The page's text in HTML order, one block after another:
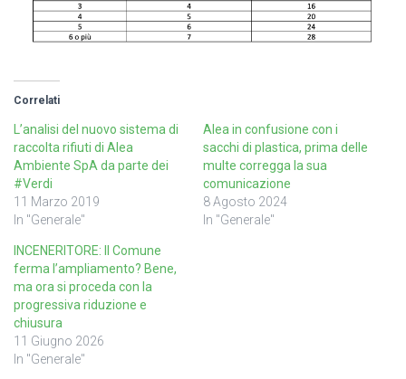
Correlati
L’analisi del nuovo sistema di
raccolta rifiuti di Alea
Ambiente SpA da parte dei
#Verdi
11 Marzo 2019
In "Generale"
Alea in confusione con i
sacchi di plastica, prima delle
multe corregga la sua
comunicazione
8 Agosto 2024
In "Generale"
INCENERITORE: Il Comune
ferma l’ampliamento? Bene,
ma ora si proceda con la
progressiva riduzione e
chiusura
11 Giugno 2026
In "Generale"